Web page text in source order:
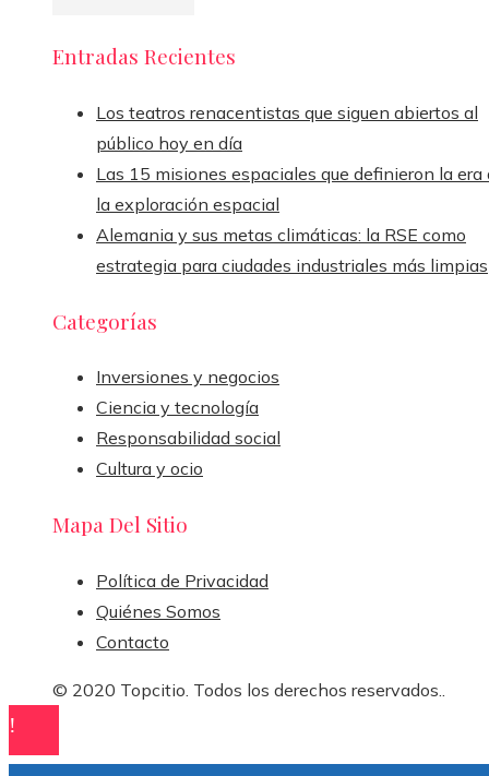
Entradas Recientes
Los teatros renacentistas que siguen abiertos al
público hoy en día
Las 15 misiones espaciales que definieron la era
la exploración espacial
Alemania y sus metas climáticas: la RSE como
estrategia para ciudades industriales más limpias
Categorías
Inversiones y negocios
Ciencia y tecnología
Responsabilidad social
Cultura y ocio
Mapa Del Sitio
Política de Privacidad
Quiénes Somos
Contacto
© 2020 Topcitio. Todos los derechos reservados..